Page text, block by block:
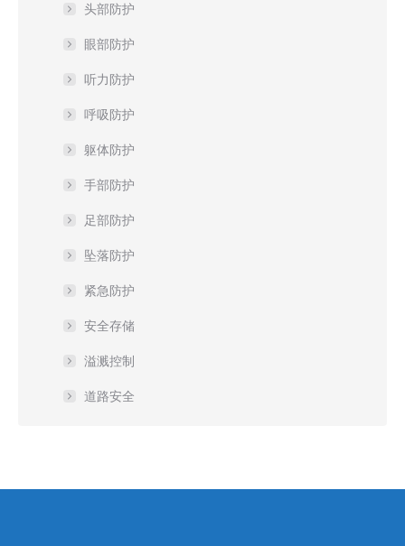
头部防护
眼部防护
听力防护
呼吸防护
躯体防护
手部防护
足部防护
坠落防护
紧急防护
安全存储
溢溅控制
道路安全